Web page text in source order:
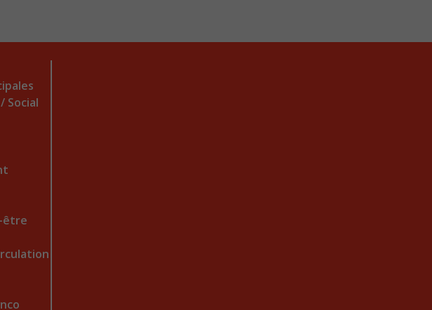
Social
être